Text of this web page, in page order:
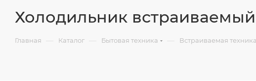
Холодильник
Главная — Каталог — Бытовая техника — Встраиваемая техника